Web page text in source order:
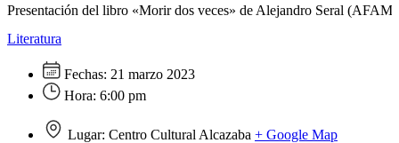
Presentación del libro «Morir dos veces» de Alejandro Seral (AFAM)
Literatura
Fechas: 21 marzo 2023
Hora: 6:00 pm
Lugar: Centro Cultural Alcazaba + Google Map